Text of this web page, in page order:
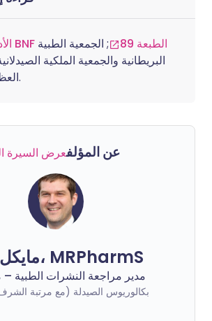
الأدوية كاملة BNF الطبعة 89
; الجمعية الطبية
البريطانية والجمعية الملكية
العظمى، لندن.
عن المؤلفعرض السيرة
مايكل ستيوارت، MRPharmS
مدير مراجعة النشرات الطبية –
بكالوريوس الصيدلة (مع مرتبة